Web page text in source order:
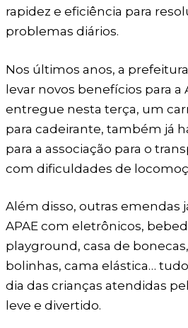
rapidez e eficiência para
problemas diários.
Nos últimos anos, a
levar novos benefícios para a
entregue nesta terça, um
para cadeirante, também já
para a associação para o
com dificuldades de
Além disso, outras emendas
APAE com eletrônicos,
playground, casa de
bolinhas, cama elástica…
dia das crianças atendidas
leve e divertido.